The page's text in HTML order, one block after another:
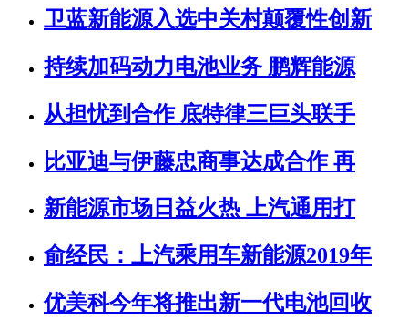
卫蓝新能源入选中关村颠覆性创新
持续加码动力电池业务 鹏辉能源
从担忧到合作 底特律三巨头联手
比亚迪与伊藤忠商事达成合作 再
新能源市场日益火热 上汽通用打
俞经民：上汽乘用车新能源2019年
优美科今年将推出新一代电池回收